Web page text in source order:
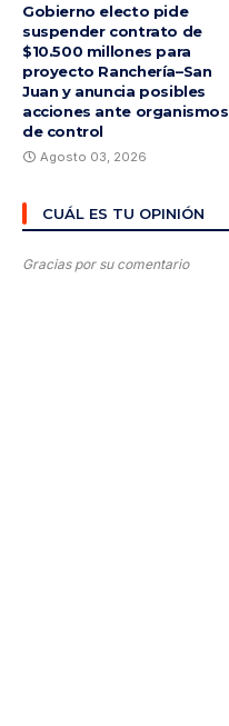
Gobierno electo pide
suspender contrato de
$10.500 millones para
proyecto Ranchería–San
Juan y anuncia posibles
acciones ante organismos
de control
Agosto 03, 2026
CUÁL ES TU OPINIÓN
Gracias por su comentario